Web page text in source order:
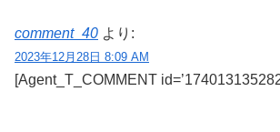
comment_40 より:
2023年12月28日 8:09 AM
[Agent_T_COMMENT